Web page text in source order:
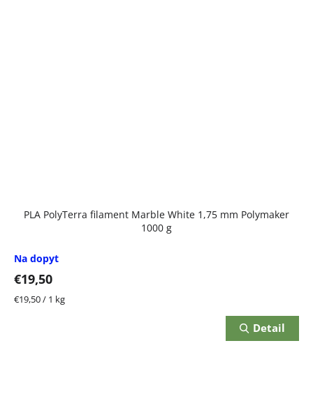
PLA PolyTerra filament Marble White 1,75 mm Polymaker
1000 g
Na dopyt
€19,50
Jednotková
€19,50 / 1 kg
Detail